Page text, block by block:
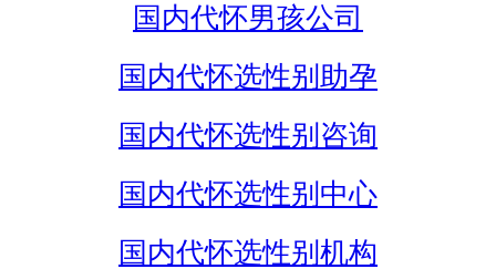
国内代怀男孩公司
国内代怀选性别助孕
国内代怀选性别咨询
国内代怀选性别中心
国内代怀选性别机构